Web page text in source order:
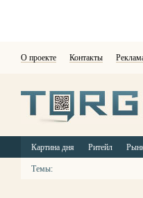
О проекте Контакты
Картина дня Ритейл
Темы: